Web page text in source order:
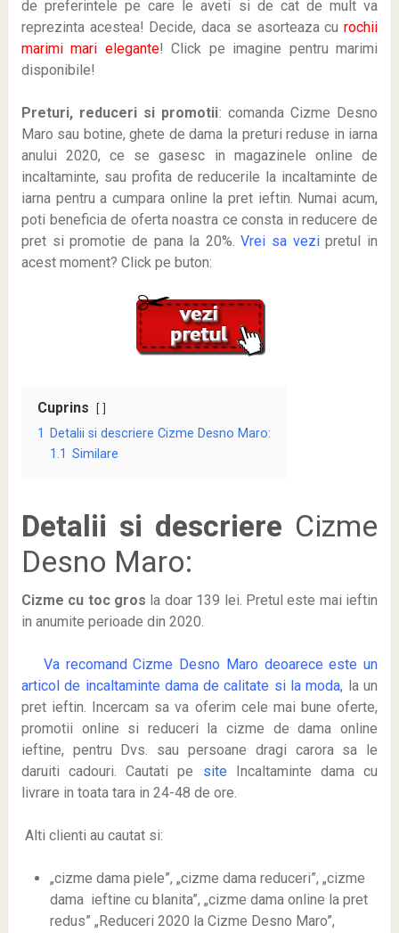
de preferintele pe care le aveti si de cat de mult va
reprezinta acestea! Decide, daca se asorteaza curochii
marimi mari elegante! Click pe imagine pentru marimi
disponibile!
Preturi, reduceri si promotii: comanda Cizme Desno
Maro sau botine, ghete de dama la preturi reduse in iarna
anului 2020, ce se gasesc in magazinele online de
incaltaminte, sau profita de reducerile la incaltaminte de
iarna pentru a cumpara online la pret ieftin. Numai acum,
poti beneficia de oferta noastra ce consta in reducere de
pret si promotie de pana la 20%.Vrei sa vezipretul in
acest moment? Click pe buton:
Cuprins
1
Detalii si descriere Cizme Desno Maro:
1.1 Similare
Detalii si descriere Cizme
Desno Maro:
Cizme cu toc gros la doar 139 lei. Pretul este mai ieftin
in anumite perioade din 2020.
Va recomand Cizme Desno Maro deoarece esteun
articol de incaltaminte dama de calitate si la moda, la un
pret ieftin. Incercam sa va oferim cele mai bune oferte,
promotii online si reduceri la cizme de dama online
ieftine, pentru Dvs. sau persoane dragi carora sa le
daruiti cadouri. Cautati pe siteIncaltaminte dama cu
livrare in toata tara in 24-48 de ore.
Alti clienti au cautat si:
„cizme dama piele”, „cizme dama reduceri”, „cizme
dama ieftine cu blanita”, „cizme dama online la pret
redus” „Reduceri 2020 la Cizme Desno Maro”,